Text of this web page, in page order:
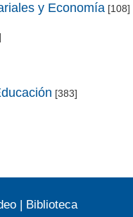
y Economía[108]
[383]
| Biblioteca